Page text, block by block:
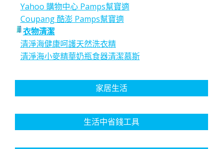
Yahoo 購物中心 Pamps幫寶適
Coupang 酷澎 Pamps幫寶適
衣物清潔
清淨海健康呵護天然洗衣精
清淨海小麥精華奶瓶食器清潔慕斯
家居生活
生活中省錢工具